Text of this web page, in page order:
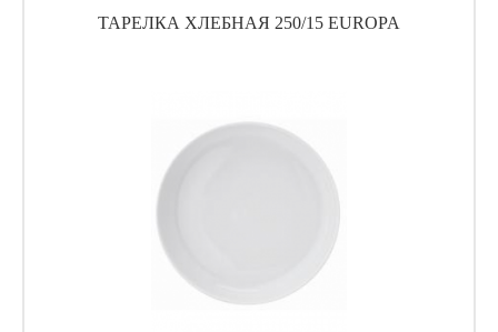
ТАРЕЛКА ХЛЕБНАЯ 250/15 EUROPA